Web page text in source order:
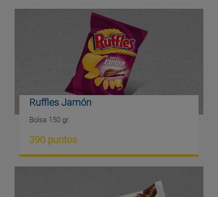
Ruffles Jamón
Bolsa 150 gr.
390 puntos